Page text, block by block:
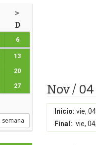
>
D
6
13
20
27
semana
Nov / 04
Inicio: vie,
Final: vie,